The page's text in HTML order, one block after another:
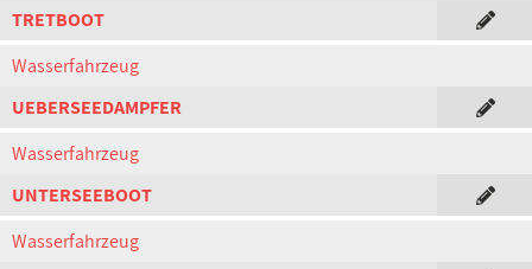
TRETBOOT
Wasserfahrzeug
UEBERSEEDAMPFER
Wasserfahrzeug
UNTERSEEBOOT
Wasserfahrzeug